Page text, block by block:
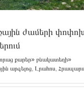
ժամերի
քարեր» բնակատեղի»
արգելոց, Լրահոս,